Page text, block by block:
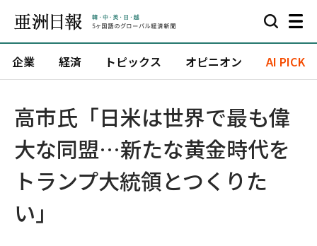
企業 経済 トピックス オピニオン AI PICK
高市氏「日米は世界で最も偉
大な同盟…新たな黄金時代を
トランプ大統領とつくりた
い」